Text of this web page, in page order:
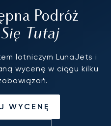
Podróż
Tutaj
lotniczym LunaJets i
wycenę w ciągu kilku
WYCENĘ